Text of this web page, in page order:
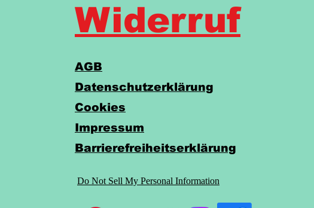
Widerruf
AGB
Datenschutzerklärung
Cookies
Impressum
Barrierefreiheitserklärung
Do Not Sell My Personal Information